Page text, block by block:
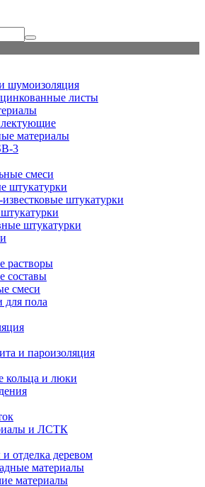
шумоизоляция
листы
материалы
3
смеси
штукатурки
штукатурки
штукатурки
растворы
составы
смеси
для пола
и пароизоляция
кольца и люки
и ЛСТК
отделка деревом
материалы
материалы